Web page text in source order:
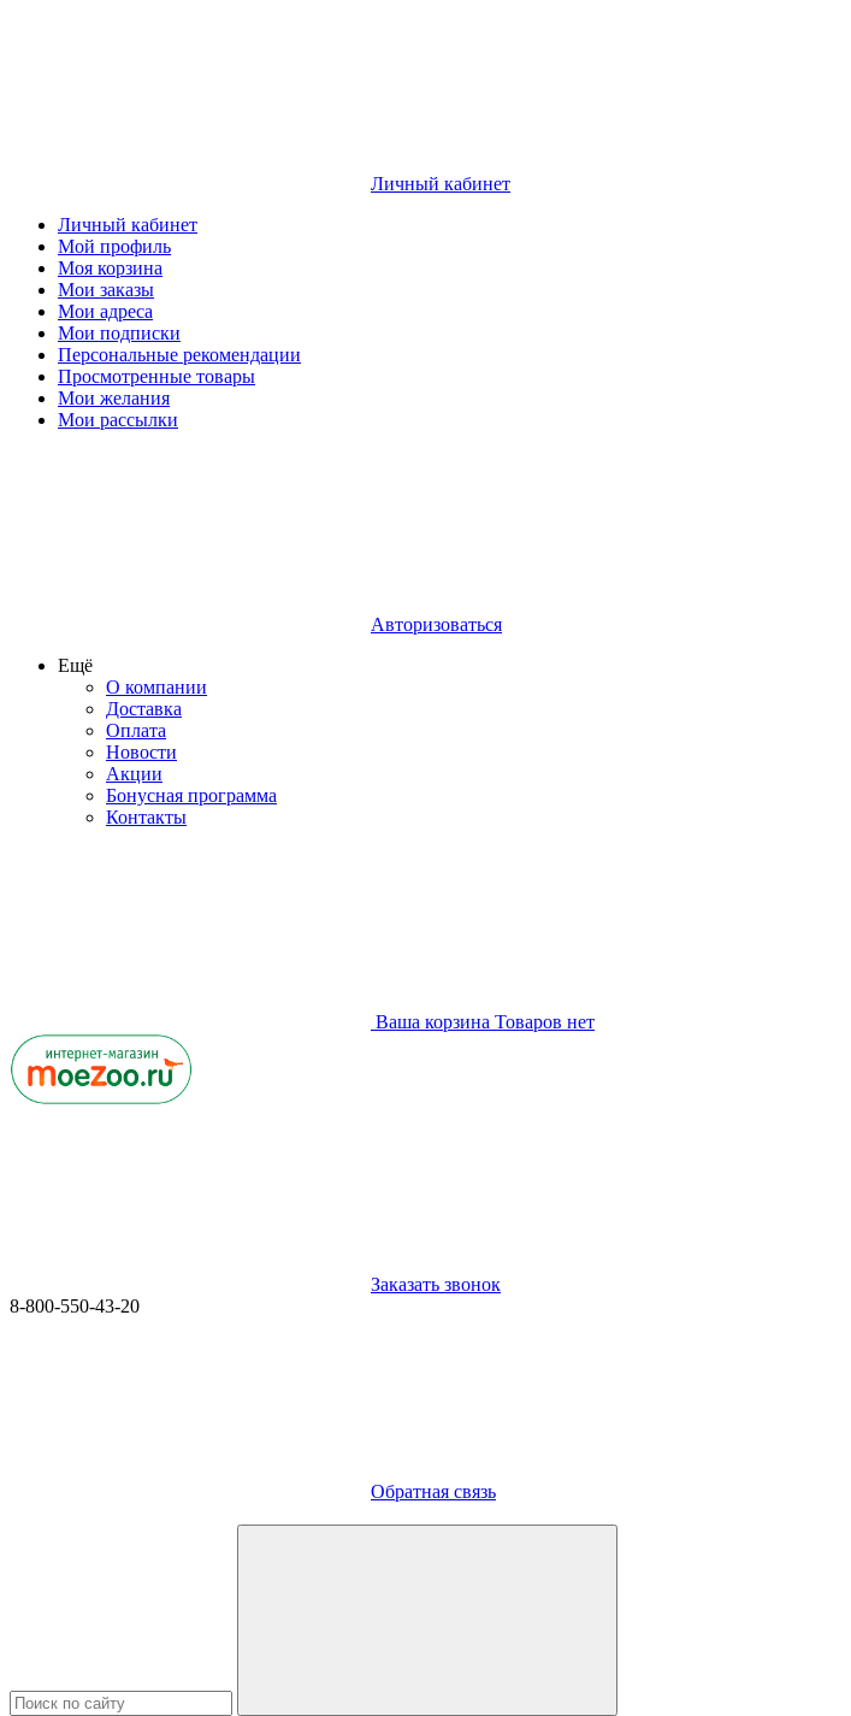
Личный кабинет
Личный кабинет
Мой профиль
Моя корзина
Мои заказы
Мои адреса
Мои подписки
Персональные рекомендации
Просмотренные товары
Мои желания
Мои рассылки
Авторизоваться
Ещё
О компании
Доставка
Оплата
Новости
Акции
Бонусная программа
Контакты
Ваша корзина Товаров нет
Заказать звонок
8-800-550-43-20
Обратная связь